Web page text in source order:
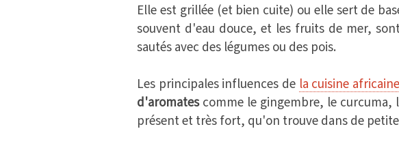
Elle est grillée (et bien cuite) ou elle sert de
souvent d'eau douce, et les fruits de mer,
sautés avec des légumes ou des pois.
Les principales influences de la cuisine africaine
d'aromatescomme le gingembre, le
présent et très fort, qu'on trouve dans de